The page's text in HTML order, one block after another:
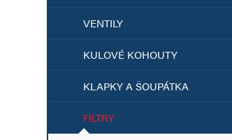
VENTILY
KULOVÉ KOHOUTY
KLAPKY A ŠOUPÁTKA
FILTRY